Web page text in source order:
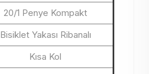
20/1 Penye Kompakt
Bisiklet Yakası Ribanalı
Kısa Kol